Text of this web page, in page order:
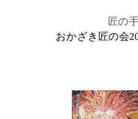
匠の手
おかざき匠の会